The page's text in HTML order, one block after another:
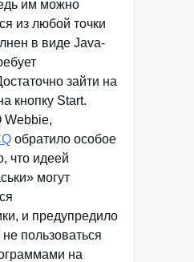
им можно
из любой точки
в виде Java-
зайти на
кнопку Start.
Webbie,
обратило особое
что идеей
могут
и предупредило
пользоваться
на